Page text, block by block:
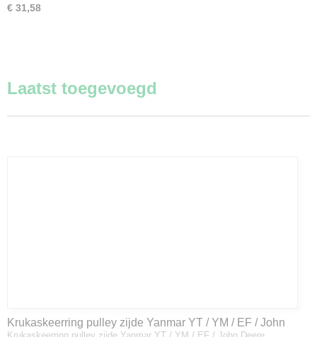
€ 31,58
Laatst toegevoegd
Krukaskeerring pulley zijde Yanmar YT / YM / EF / John